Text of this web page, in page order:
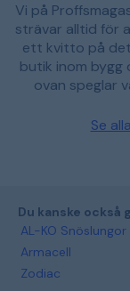
Vi på
strävar alltid för
ett kvitto på
butik inom bygg
ovan speglar
Se
Du kanske också
AL-KO Snöslungor
Armacell
Zodiac